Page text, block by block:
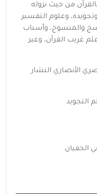
من حيث نزوله
وعلوم التفسير
والمنسوخ، وأسباب
غريب القرآن، وغير
الأنصاري النشار
التجويد
الحفيان